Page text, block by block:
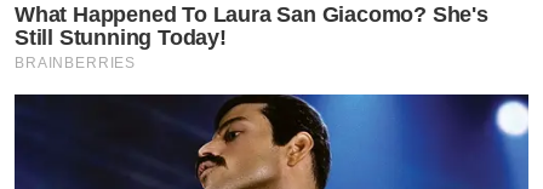
What Happened To Laura San Giacomo? She's
Still Stunning Today!
BRAINBERRIES